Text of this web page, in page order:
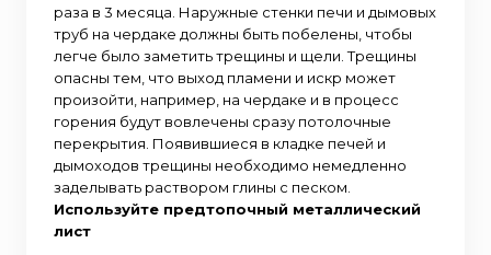
раза в 3 месяца. Наружные стенки печи и дымовых
труб на чердаке должны быть побелены, чтобы
легче было заметить трещины и щели. Трещины
опасны тем, что выход пламени и искр может
произойти, например, на чердаке и в процесс
горения будут вовлечены сразу потолочные
перекрытия. Появившиеся в кладке печей и
дымоходов трещины необходимо немедленно
заделывать раствором глины с песком.
Используйте предтопочный металлический
лист